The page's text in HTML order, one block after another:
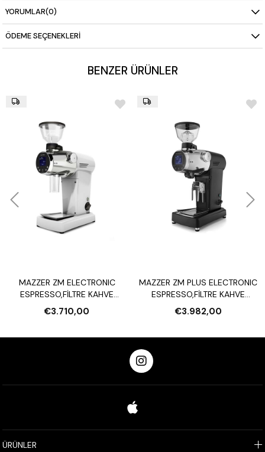
Geniş Öğütme Aralığı:300 µm–1.200 µm arası stepless
(kademesiz) ayar
Temizlik & Retention Azaltma:Manuel tokmak (knocker),
sallama plâkası ve bag clamp ünitesi – kalıntı minimum
YORUMLAR(0)
ÖDEME SEÇENEKLERI
BENZER ÜRÜNLER
MAZZER ZM ELECTRONIC
ESPRESSO,FİLTRE KAHVE
DEĞİRMENİ
€3.710,00
MAZZER ZM PLUS ELECTRONIC
ESPRESSO,FİLTRE KAHVE
DEĞİRMENİ
€3.982,00
ÜRÜNLER